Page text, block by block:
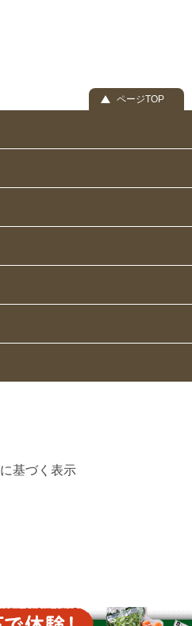
ページTOP
基づく表示